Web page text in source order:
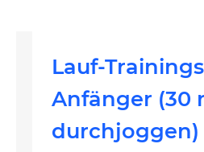
Lauf-
Anfänger (30
durchjoggen)